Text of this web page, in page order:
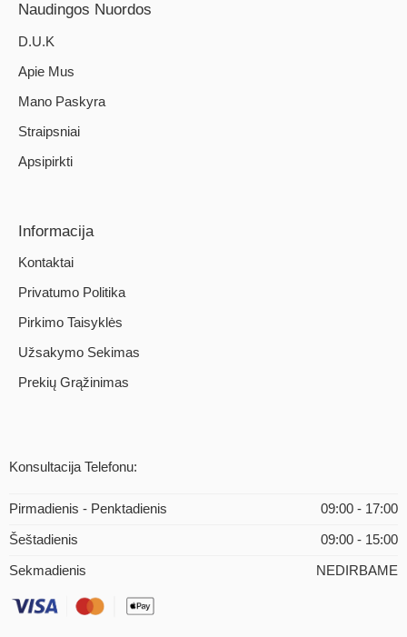
Naudingos Nuordos
D.U.K
Apie Mus
Mano Paskyra
Straipsniai
Apsipirkti
Informacija
Kontaktai
Privatumo Politika
Pirkimo Taisyklės
Užsakymo Sekimas
Prekių Grąžinimas
Konsultacija Telefonu:
Pirmadienis - Penktadienis 09:00 - 17:00
Šeštadienis 09:00 - 15:00
Sekmadienis NEDIRBAME